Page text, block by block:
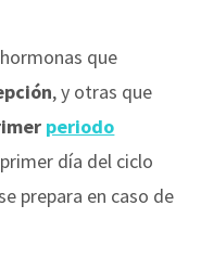
que
, y otras que
periodo
día del ciclo
prepara en caso de